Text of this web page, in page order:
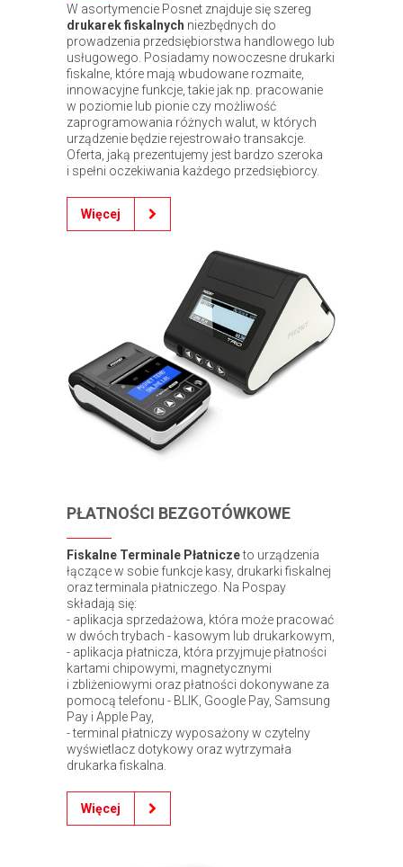
W asortymencie Posnet znajduje się szereg
drukarek fiskalnych niezbędnych do
prowadzenia przedsiębiorstwa handlowego lub
usługowego. Posiadamy nowoczesne drukarki
fiskalne, które mają wbudowane rozmaite,
innowacyjne funkcje, takie jak np. pracowanie
w poziomie lub pionie czy możliwość
zaprogramowania różnych walut, w których
urządzenie będzie rejestrowało transakcje.
Oferta, jaką prezentujemy jest bardzo szeroka
i spełni oczekiwania każdego przedsiębiorcy.
Więcej
PŁATNOŚCI BEZGOTÓWKOWE
Fiskalne Terminale Płatniczeto urządzenia
łączące w sobie funkcje kasy, drukarki fiskalnej
oraz terminala płatniczego. Na Pospay
składają się:
- aplikacja sprzedażowa, która może pracować
w dwóch trybach - kasowym lub drukarkowym,
- aplikacja płatnicza, która przyjmuje płatności
kartami chipowymi, magnetycznymi
i zbliżeniowymi oraz płatności dokonywane za
pomocą telefonu - BLIK, Google Pay, Samsung
Pay i Apple Pay,
- terminal płatniczy wyposażony w czytelny
wyświetlacz dotykowy oraz wytrzymała
drukarka fiskalna.
Więcej